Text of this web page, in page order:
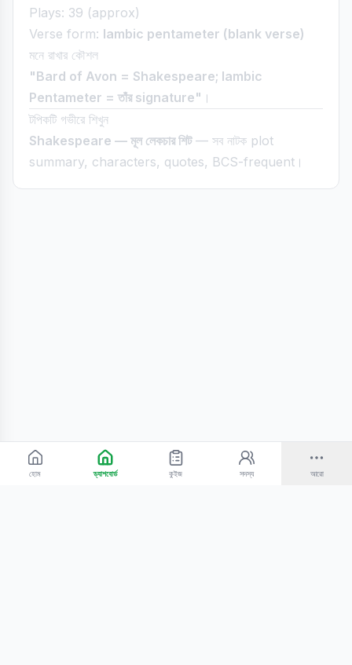
Plays: 39 (approx)
Verse form: Iambic pentameter (blank verse)
মনে রাখার কৌশল
"Bard of Avon = Shakespeare; Iambic
Pentameter = তাঁর signature" ।
টপিকটি গভীরে শিখুন
Shakespeare — মূল লেকচার শিট— সব নাটক plot
summary, characters, quotes, BCS-frequent।
হোম ড্যাশবোর্ড কুইজ সদস্য আরো